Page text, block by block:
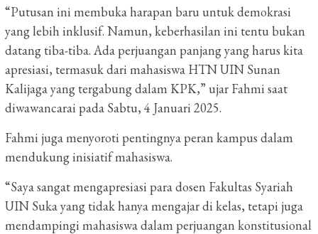
“Putusan ini membuka harapan baru untuk demokrasi
yang lebih inklusif. Namun, keberhasilan ini tentu bukan
datang tiba-tiba. Ada perjuangan panjang yang harus kita
apresiasi, termasuk dari mahasiswa HTN UIN Sunan
Kalijaga yang tergabung dalam KPK,” ujar Fahmi saat
diwawancarai pada Sabtu, 4 Januari 2025.
Fahmi juga menyoroti pentingnya peran kampus dalam
mendukung inisiatif mahasiswa.
“Saya sangat mengapresiasi para dosen Fakultas Syariah
UIN Suka yang tidak hanya mengajar di kelas, tetapi juga
mendampingi mahasiswa dalam perjuangan konstitusional